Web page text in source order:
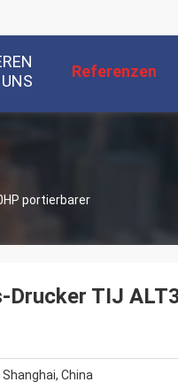
Referenzen
portierbarer
TIJ
Shanghai, China